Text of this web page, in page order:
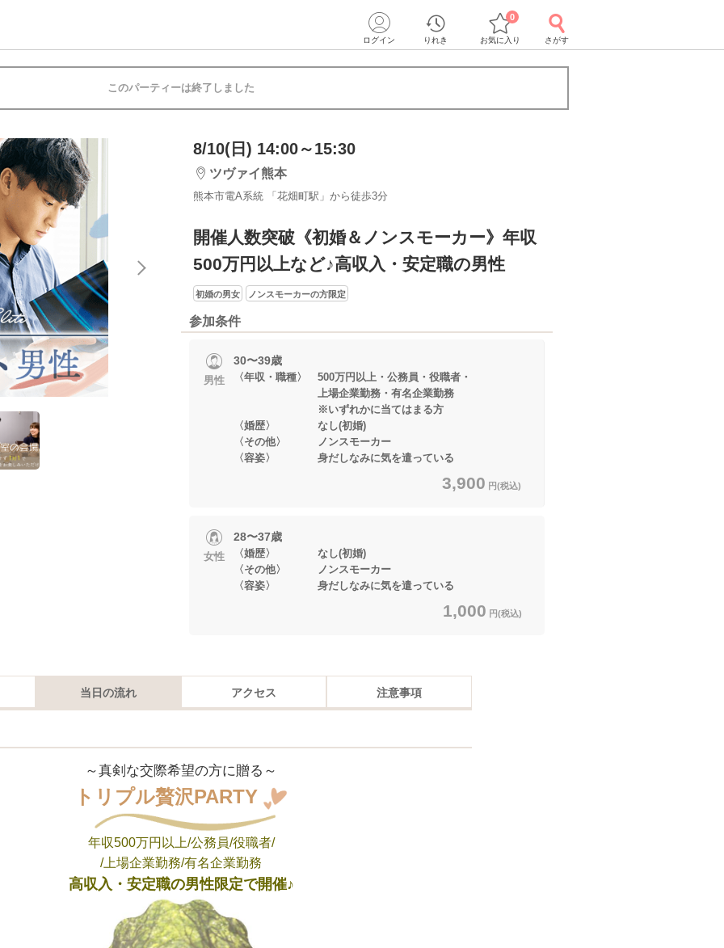
ログイン りれき お気に入り
0
さがす
このパーティーは終了しました
8/10(日) 14:00～15:30
ツヴァイ熊本
熊本市電A系統 「花畑町駅」から徒歩3分
開催人数突破《初婚＆ノンスモーカー》年収
500万円以上など♪高収入・安定職の男性
初婚の男女 ノンスモーカーの方限定
参加条件
男性
30〜39歳
〈年収・職種〉 500万円以上・公務員・役職者・
上場企業勤務・有名企業勤務
※いずれかに当てはまる方
〈婚歴〉 なし(初婚)
〈その他〉 ノンスモーカー
〈容姿〉 身だしなみに気を遣っている
3,900 円(税込)
女性
28〜37歳
〈婚歴〉 なし(初婚)
〈その他〉 ノンスモーカー
〈容姿〉 身だしなみに気を遣っている
1,000 円(税込)
当日の流れ アクセス 注意事項
～真剣な交際希望の方に贈る～
トリプル贅沢PARTY
年収500万円以上/公務員/役職者/
/上場企業勤務/有名企業勤務
高収入・安定職の男性限定で開催♪